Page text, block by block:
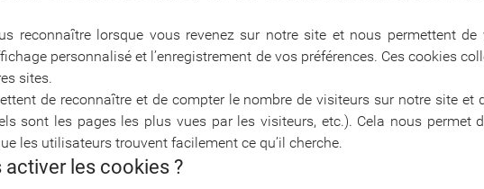
reconnaître lorsque vous revenez sur notre site et nous permettent
personnalisé et l’enregistrement de vos préférences. Ces cookies
sites.
de reconnaître et de compter le nombre de visiteurs sur notre site et
sont les pages les plus vues par les visiteurs, etc.). Cela nous permet
les utilisateurs trouvent facilement ce qu’il cherche.
activer les cookies ?